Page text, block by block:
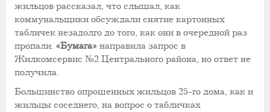
жильцов рассказал, что слышал, как
коммунальщики обсуждали снятие картонных
табличек незадолго до того, как они в очередной раз
пропали. «Бумага» направила запрос в
Жилкомсервис №2 Центрального района, но ответ не
получила.
Большинство опрошенных жильцов 25-го дома, как и
жильцы соседнего, на вопрос о табличках